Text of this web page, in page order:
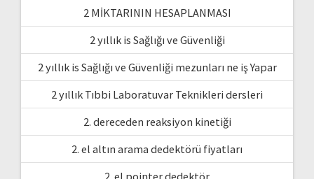
2 MİKTARININ HESAPLANMASI
2 yıllık is Sağlığı ve Güvenliği
2 yıllık is Sağlığı ve Güvenliği mezunları ne iş Yapar
2 yıllık Tıbbi Laboratuvar Teknikleri dersleri
2. dereceden reaksiyon kinetiği
2. el altın arama dedektörü fiyatları